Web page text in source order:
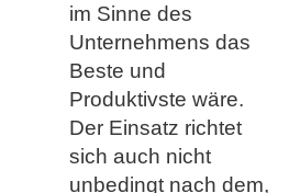
im Sinne des
Unternehmens das
Beste und
Produktivste wäre.
Der Einsatz richtet
sich auch nicht
unbedingt nach dem,